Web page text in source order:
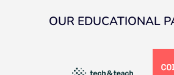
OUR EDUCATIONAL